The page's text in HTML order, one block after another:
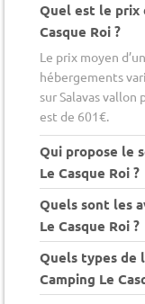
Quel est le prix
Casque Roi ?
Le prix moyen
hébergements
sur Salavas
est de 601€.
Qui propose le
Le Casque Roi ?
Quels sont les
Le Casque Roi ?
Quels types de
Camping Le